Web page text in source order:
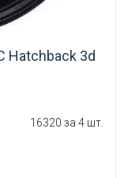
Hatchback 3d
16320 за 4 шт.